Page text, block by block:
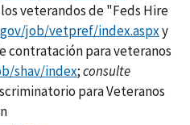
veterandos de "Feds Hire
job/vetpref/index.aspxy
contratación para veteranos
shav/index;consulte
para Veteranos